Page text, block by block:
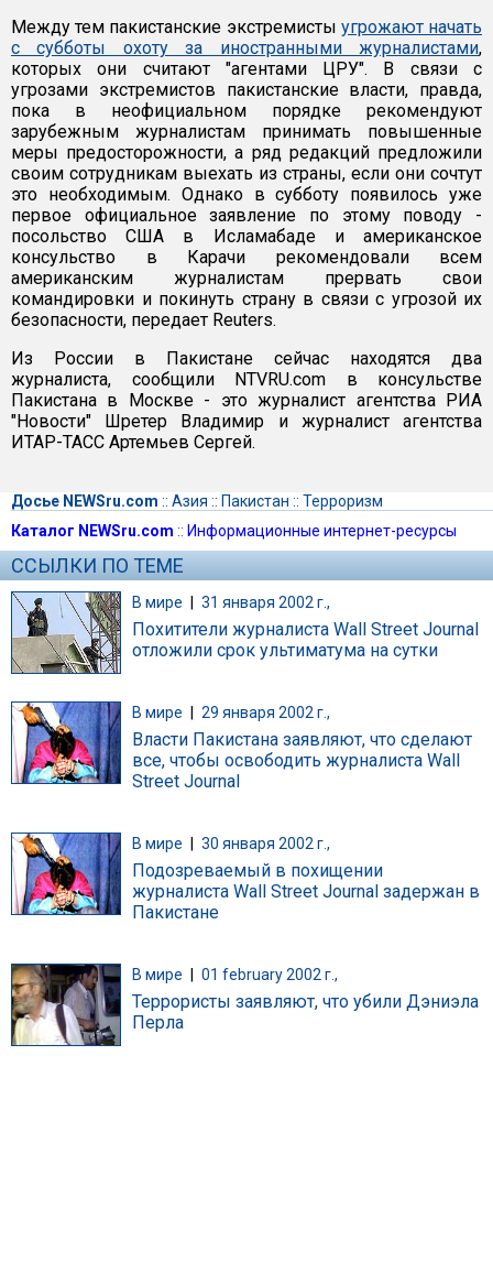
Между тем пакистанские экстремисты угрожают начать
с субботы охоту за иностранными журналистами,
которых они считают "агентами ЦРУ". В связи с
угрозами экстремистов пакистанские власти, правда,
пока в неофициальном порядке рекомендуют
зарубежным журналистам принимать повышенные
меры предосторожности, а ряд редакций предложили
своим сотрудникам выехать из страны, если они сочтут
это необходимым. Однако в субботу появилось уже
первое официальное заявление по этому поводу -
посольство США в Исламабаде и американское
консульство в Карачи рекомендовали всем
американским журналистам прервать свои
командировки и покинуть страну в связи с угрозой их
безопасности, передает Reuters.
Из России в Пакистане сейчас находятся два
журналиста, сообщили NTVRU.com в консульстве
Пакистана в Москве - это журналист агентства РИА
"Новости" Шретер Владимир и журналист агентства
ИТАР-ТАСС Артемьев Сергей.
Досье NEWSru.com :: Азия :: Пакистан :: Терроризм
Каталог NEWSru.com :: Информационные интернет-ресурсы
ССЫЛКИ ПО ТЕМЕ
В мире | 31 января 2002 г.,
Похитители журналиста Wall Street Journal
отложили срок ультиматума на сутки
В мире 29 января 2002 г.,
Власти Пакистана заявляют, что сделают
все, чтобы освободить журналиста Wall
Street Journal
В мире 30 января 2002 г.,
Подозреваемый в похищении
журналиста Wall Street Journal задержан в
Пакистане
В мире 01 february 2002 г.,
Террористы заявляют, что убили Дэниэла
Перла